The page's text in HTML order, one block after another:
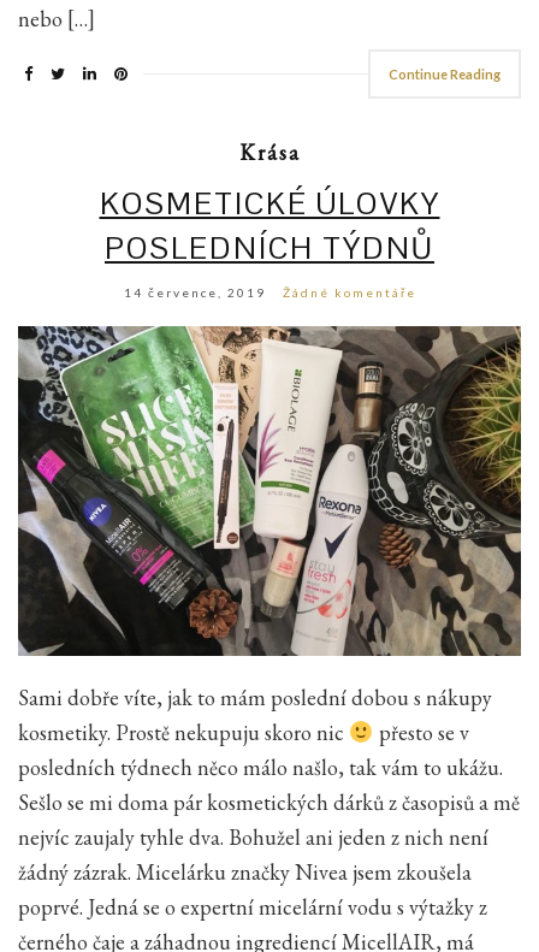
nebo […]
Continue Reading
Krása
KOSMETICKÉ ÚLOVKY
POSLEDNÍCH TÝDNŮ
14 července, 2019 Žádné komentáře
Sami dobře víte, jak to mám poslední dobou s nákupy
kosmetiky. Prostě nekupuju skoro nic
přesto se v
posledních týdnech něco málo našlo, tak vám to ukážu.
Sešlo se mi doma pár kosmetických dárků z časopisů a mě
nejvíc zaujaly tyhle dva. Bohužel ani jeden z nich není
žádný zázrak. Micelárku značky Nivea jsem zkoušela
poprvé. Jedná se o expertní micelární vodu s výtažky z
černého čaje a záhadnou ingrediencí MicellAIR, má